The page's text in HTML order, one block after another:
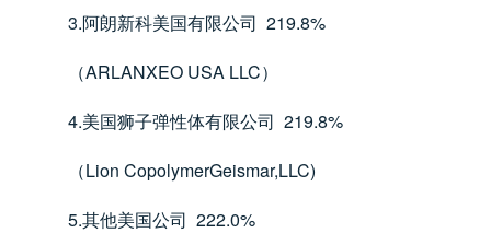
3.阿朗新科美国有限公司 219.8%
（ARLANXEO USA LLC）
4.美国狮子弹性体有限公司 219.8%
（Lion CopolymerGeismar,LLC)
5.其他美国公司 222.0%